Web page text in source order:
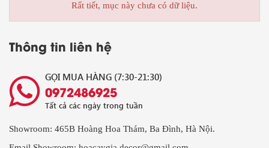
Rất tiết, mục này chưa có dữ liệu.
Thông tin liên hệ
GỌI MUA HÀNG (7:30-21:30)
0972486925
Tất cả các ngày trong tuần
Showroom: 465B Hoàng Hoa Thám, Ba Đình, Hà Nội.